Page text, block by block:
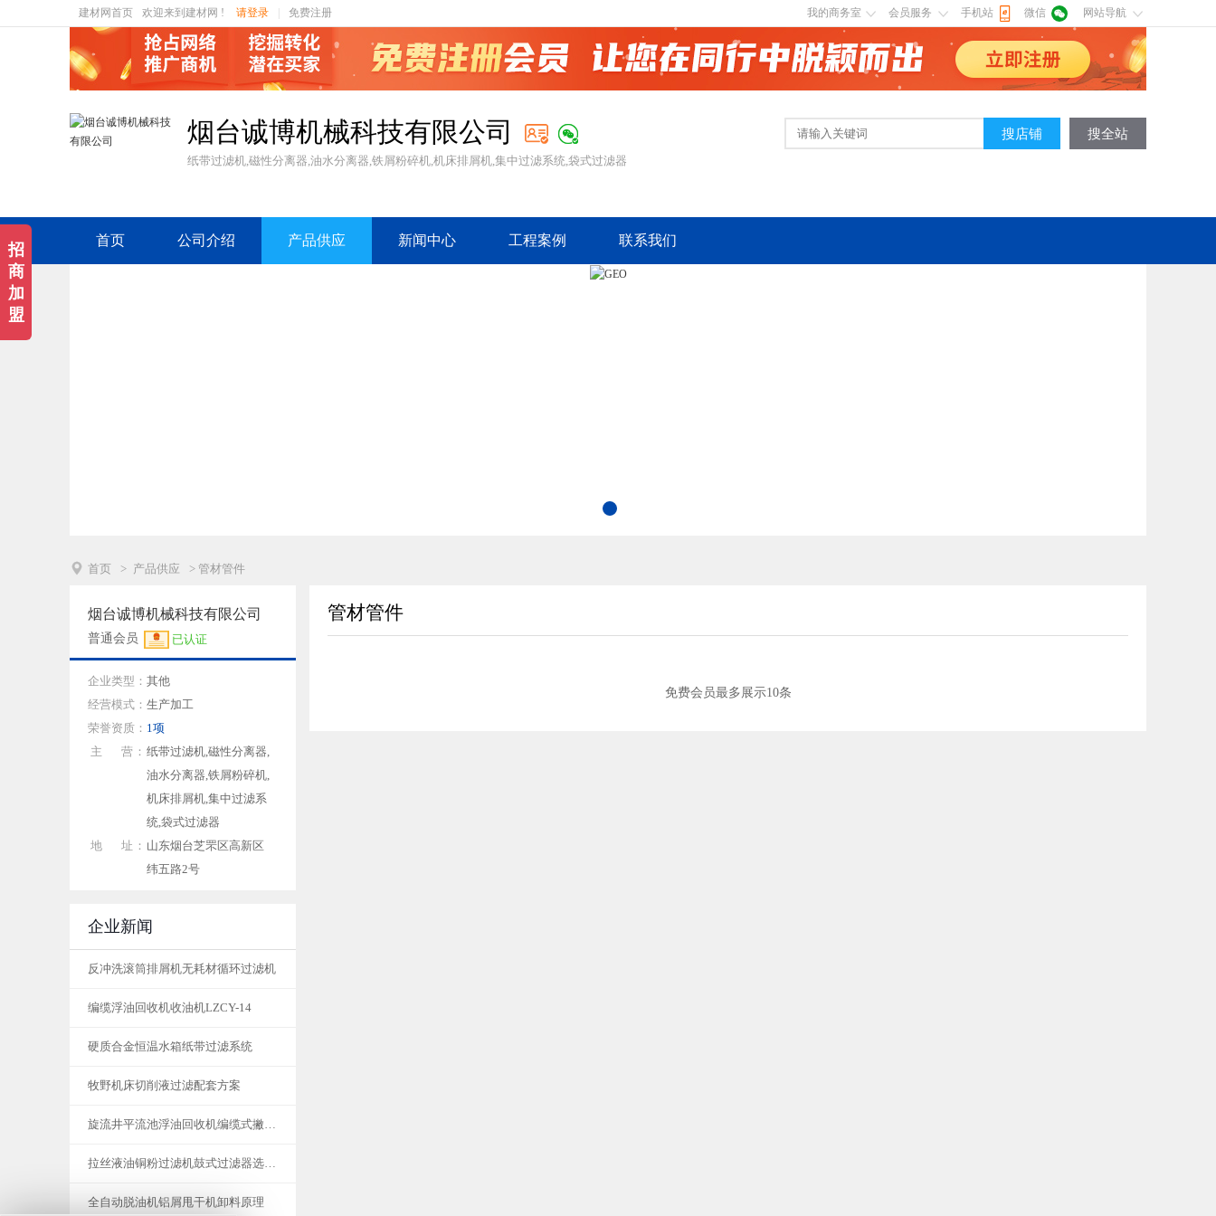
建材网首页 欢迎来到建材网 ! 请登录 免费注册 我的商务室 会员服务 手机站 微信 网站导航
烟台诚博机械科技有限公司
纸带过滤机,磁性分离器,油水分离器,铁屑粉碎机,机床排屑机,集中过滤系统,袋式过滤器
搜店铺 搜全站
首页 公司介绍 产品供应 新闻中心 工程案例 联系我们
 首页 > 产品供应 > 管材管件
管材管件
免费会员最多展示10条
烟台诚博机械科技有限公司
普通会员 已认证
企业类型： 其他
经营模式： 生产加工
荣誉资质： 1项
主 营： 纸带过滤机,磁性分离器,
油水分离器,铁屑粉碎机,
机床排屑机,集中过滤系
统,袋式过滤器
地 址： 山东烟台芝罘区高新区
纬五路2号
企业新闻
反冲洗滚筒排屑机无耗材循环过滤机
编缆浮油回收机收油机LZCY-14
硬质合金恒温水箱纸带过滤系统
牧野机床切削液过滤配套方案
旋流井平流池浮油回收机编缆式撇油机
拉丝液油铜粉过滤机鼓式过滤器选型标准
全自动脱油机铝屑甩干机卸料原理
招
商
加
盟